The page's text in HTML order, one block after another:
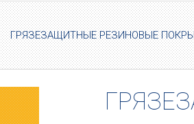
ГРЯЗЕЗАЩИТНЫЕ РЕЗИНОВЫЕ